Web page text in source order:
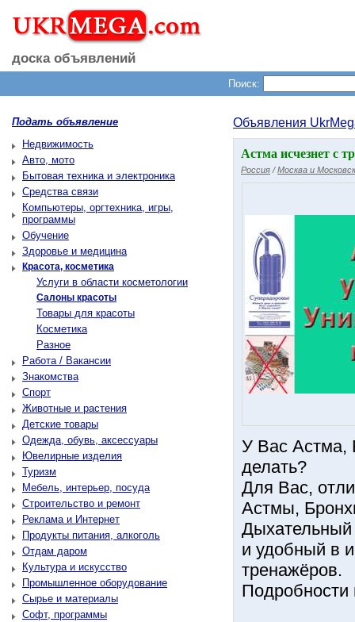
доска объявлений
Поиск:
Подать объявление
Недвижимость
Авто, мото
Бытовая техника и электроника
Средства связи
Компьютеры, оргтехника, игры,
программы
Обучение
Здоровье и медицина
Красота, косметика
Услуги в области косметологии
Салоны красоты
Товары для красоты
Косметика
Разное
Работа / Вакансии
Знакомства
Спорт
Животные и растения
Детские товары
Одежда, обувь, аксессуары
Ювелирные изделия
Туризм
Мебель, интерьер, посуда
Строительство и ремонт
Реклама и Интернет
Продукты питания, алкоголь
Отдам даром
Культура и искусство
Промышленное оборудование
Сырье и материалы
Софт, программы
Объявления
Астма исчезнет с
Россия /Москва и
У Вас Астма,
делать?
Для Вас,
Астмы,
и удобный в
тренажёров.
Подробности